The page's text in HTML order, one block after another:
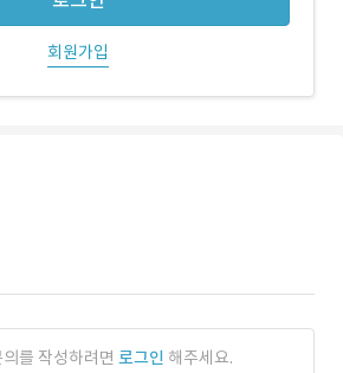
회원가입
를 작성하려면 로그인 해주세요.